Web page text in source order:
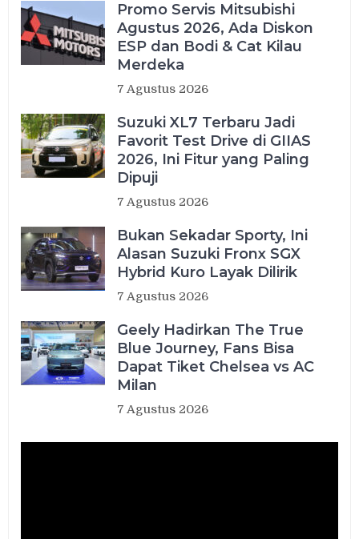
Promo Servis Mitsubishi
Agustus 2026, Ada Diskon
ESP dan Bodi & Cat Kilau
Merdeka
7 Agustus 2026
Suzuki XL7 Terbaru Jadi
Favorit Test Drive di GIIAS
2026, Ini Fitur yang Paling
Dipuji
7 Agustus 2026
Bukan Sekadar Sporty, Ini
Alasan Suzuki Fronx SGX
Hybrid Kuro Layak Dilirik
7 Agustus 2026
Geely Hadirkan The True
Blue Journey, Fans Bisa
Dapat Tiket Chelsea vs AC
Milan
7 Agustus 2026